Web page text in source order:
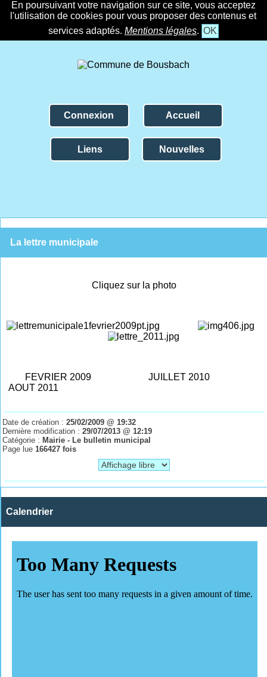
En poursuivant votre navigation sur ce site, vous acceptez
l'utilisation de cookies pour vous proposer des contenus et
services adaptés. Mentions légales. OK
Connexion Accueil
Liens Nouvelles
La lettre municipale
Cliquez sur la photo
FEVRIER 2009 JUILLET 2010
AOUT 2011
Date de création :25/02/2009 @ 19:32
Dernière modification :29/07/2013 @ 12:19
Catégorie : Mairie - Le bulletin municipal
Page lue 166427 fois
Calendrier